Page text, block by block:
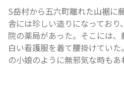
S岳村から五六町離れた山裾に
舎には珍しい造りになってお
院の薬局があった。そこには
白い看護服を着て腰掛けてい
の小娘のように無邪気な時もあ